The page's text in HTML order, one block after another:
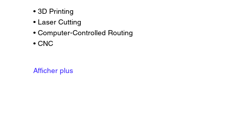
• 3D Printing
• Laser Cutting
• Computer-Controlled Routing
• CNC
Afficher plus